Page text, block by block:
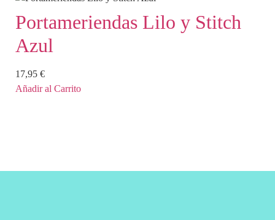
Portameriendas Lilo y Stitch
Azul
17,95 €
Añadir al Carrito